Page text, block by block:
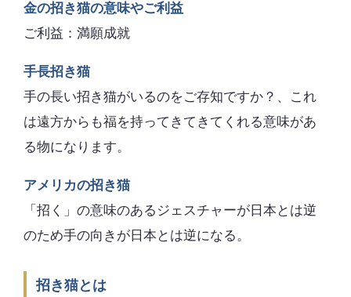
金の招き猫の意味やご利益
ご利益：満願成就
手長招き猫
手の長い招き猫がいるのをご存知ですか？、これ
は遠方からも福を持ってきてきてくれる意味があ
る物になります。
アメリカの招き猫
「招く」の意味のあるジェスチャーが日本とは逆
のため手の向きが日本とは逆になる。
招き猫とは